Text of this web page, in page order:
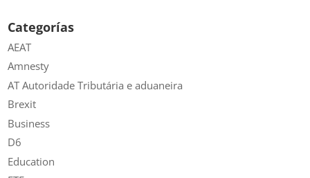
Categorías
AEAT
Amnesty
AT Autoridade Tributária e aduaneira
Brexit
Business
D6
Education